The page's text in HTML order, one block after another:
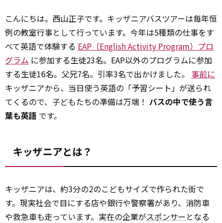
こんにちは。西山正子です。キッザニアバスツアーは毎年恒
例の教室行事として行っています。今年は5種類の仕事をす
べて英語で体験する EAP（English Activity Program）プロ
グラム に参加する生徒23名。EAP以外のプログラムに参加
する生徒16名。父兄7名。引率3名で出かけました。 事前に
キッザニアから、当日使う英語の「予習シート」が送られ
てくるので、子どもたちの準備は万端！ バスの中で使う言
葉も英語 です。
キッザニアとは？
キッザニアは、約3分の2のこどもサイズで作られた街で
す。現実社会で目にする店や銀行や警察署があり、消防車
や救急車も走っています。実在の企業がスポンサー となる